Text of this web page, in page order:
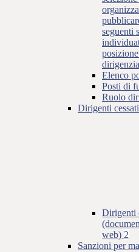
seguenti
Elenco
Posti di
Ruolo
Dirigenti cessati
Dirigenti
web) 2
Sanzioni per